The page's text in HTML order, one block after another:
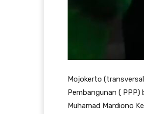
Mojokerto
Pembangunan (
Muhamad Mardiono